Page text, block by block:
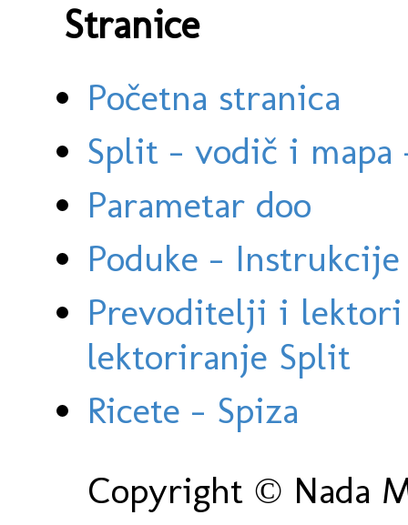
Stranice
Početna stranica
Split - vodič i
Parametar doo
Poduke -
Prevoditelji i
lektoriranje Split
Ricete - Spiza
Copyright © Nada